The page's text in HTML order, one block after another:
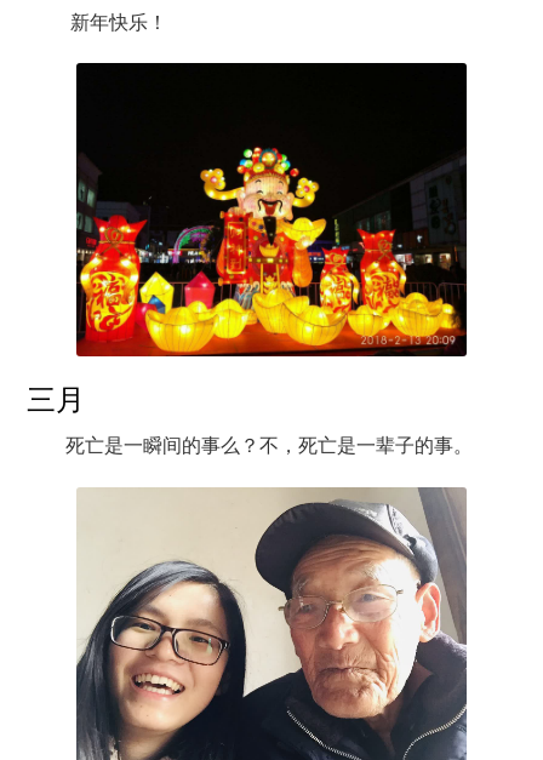
新年快乐！
三月
死亡是一瞬间的事么？不，死亡是一辈子的事。